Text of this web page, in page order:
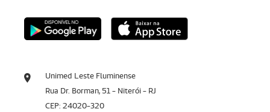
Unimed Leste Fluminense
Rua Dr. Borman, 51 - Niterói - RJ
CEP: 24020-320